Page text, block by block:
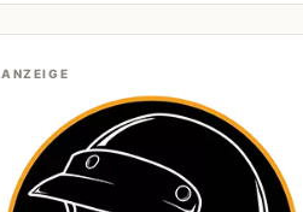
ANZEIGE